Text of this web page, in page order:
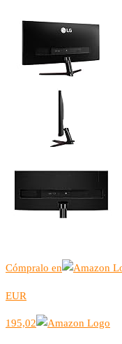
Cómpralo en
EUR
195,02